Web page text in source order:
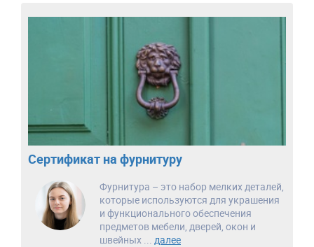
Сертификат на фурнитуру
Фурнитура – это набор мелких деталей,
которые используются для украшения
и функционального обеспечения
предметов мебели, дверей, окон и
швейных ... далее